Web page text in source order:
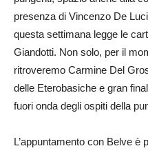
presenza di Vincenzo De
questa settimana legge le
Giandotti. Non solo, per il
ritroveremo Carmine Del
delle Eterobasiche e gran
fuori onda degli ospiti della
L’appuntamento con Belve